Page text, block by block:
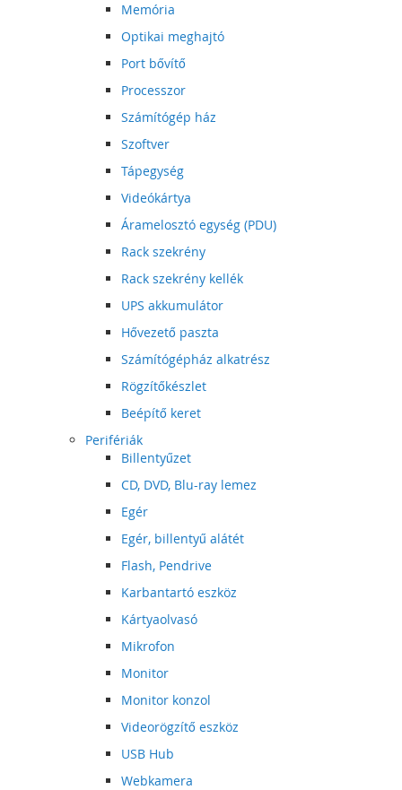
Memória
Optikai meghajtó
Port bővítő
Processzor
Számítógép ház
Szoftver
Tápegység
Videókártya
Áramelosztó egység (PDU)
Rack szekrény
Rack szekrény kellék
UPS akkumulátor
Hővezető paszta
Számítógépház alkatrész
Rögzítőkészlet
Beépítő keret
Perifériák
Billentyűzet
CD, DVD, Blu-ray lemez
Egér
Egér, billentyű alátét
Flash, Pendrive
Karbantartó eszköz
Kártyaolvasó
Mikrofon
Monitor
Monitor konzol
Videorögzítő eszköz
USB Hub
Webkamera